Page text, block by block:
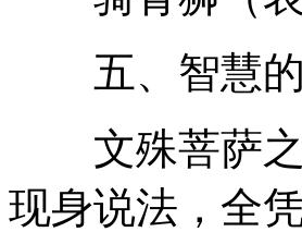
五、智慧的
文殊菩萨之
现身说法，全